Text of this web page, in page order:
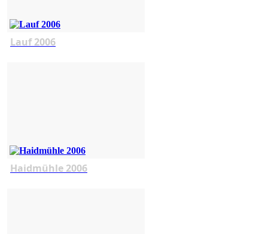
Lauf 2006
Haidmühle 2006